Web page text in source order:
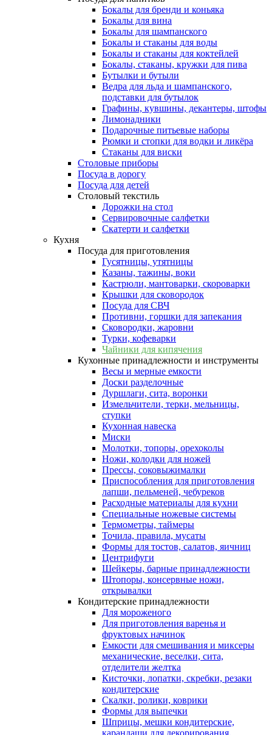
Бокалы для бренди и коньяка
Бокалы для вина
Бокалы для шампанского
Бокалы и стаканы для воды
Бокалы и стаканы для коктейлей
Бокалы, стаканы, кружки для пива
Бутылки и бутыли
Ведра для льда и шампанского,
подставки для бутылок
Графины, кувшины, декантеры, штофы
Лимонадники
Подарочные питьевые наборы
Рюмки и стопки для водки и ликёра
Стаканы для виски
Столовые приборы
Посуда в дорогу
Посуда для детей
Столовый текстиль
Дорожки на стол
Сервировочные салфетки
Скатерти и салфетки
Кухня
Посуда для приготовления
Гусятницы, утятницы
Казаны, тажины, воки
Кастрюли, мантоварки, скороварки
Крышки для сковородок
Посуда для СВЧ
Противни, горшки для запекания
Сковородки, жаровни
Турки, кофеварки
Чайники для кипячения
Кухонные принадлежности и инструменты
Весы и мерные емкости
Доски разделочные
Дуршлаги, сита, воронки
Измельчители, терки, мельницы,
ступки
Кухонная навеска
Миски
Молотки, топоры, орехоколы
Ножи, колодки для ножей
Прессы, соковыжималки
Приспособления для приготовления
лапши, пельменей, чебуреков
Расходные материалы для кухни
Специальные ножевые системы
Термометры, таймеры
Точила, правила, мусаты
Формы для тостов, салатов, яичниц
Центрифуги
Шейкеры, барные принадлежности
Штопоры, консервные ножи,
открывалки
Кондитерские принадлежности
Для мороженого
Для приготовления варенья и
фруктовых начинок
Емкости для смешивания и миксеры
механические, веселки, сита,
отделители желтка
Кисточки, лопатки, скребки, резаки
кондитерские
Скалки, ролики, коврики
Формы для выпечки
Шприцы, мешки кондитерские,
карандаши для декорирования,